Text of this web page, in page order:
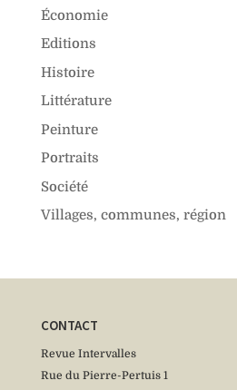
Économie
Editions
Histoire
Littérature
Peinture
Portraits
Société
Villages, communes, région
CONTACT
Revue Intervalles
Rue du Pierre-Pertuis 1